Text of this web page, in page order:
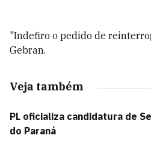
"Indefiro o pedido de
Gebran.
Veja também
PL oficializa candidatura de
do Paraná